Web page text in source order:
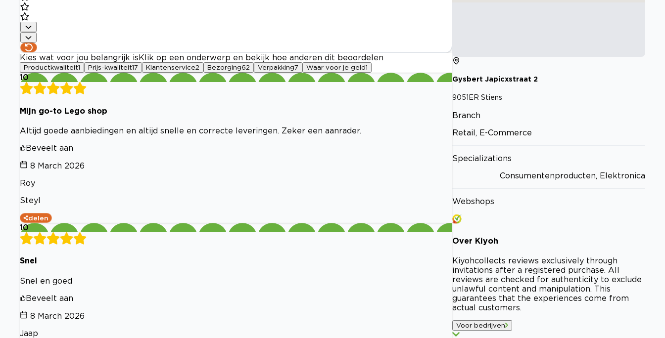
Kies wat voor jou belangrijk is Klik op een onderwerp en bekijk hoe anderen dit beoordelen
Productkwaliteit1 Prijs-kwaliteit17 Klantenservice2 Bezorging62 Verpakking7 Waar voor je geld1
10
Mijn go-to Lego shop
Altijd goede aanbiedingen en altijd snelle en correcte leveringen. Zeker een aanrader.
Beveelt aan
8 March 2026
Roy
Steyl
delen
10
Snel
Snel en goed
Beveelt aan
8 March 2026
Jaap
Gysbert Japicxstraat 2
9051ER Stiens
Branch
Retail, E-Commerce
Specializations
Consumentenproducten, Elektronica
Webshops
Over Kiyoh
Kiyohcollects reviews exclusively through
invitations after a registered purchase. All
reviews are checked for authenticity to exclude
unlawful content and manipulation. This
guarantees that the experiences come from
actual customers.
Voor bedrijven